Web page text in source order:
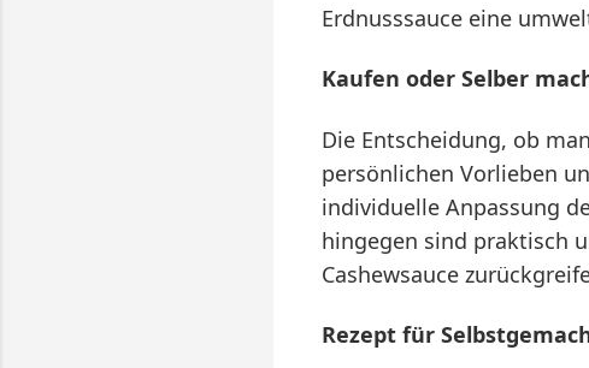
Erdnusssauce eine
Kaufen oder Selber
Die Entscheidung, ob
persönlichen Vorlieben
individuelle Anpassung
hingegen sind praktisch
Cashewsauce
Rezept für